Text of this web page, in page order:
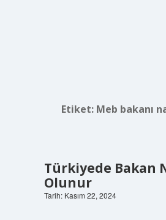
Etiket: Meb bakanı
Türkiyede Bakan
Olunur
Tarih: Kasım 22, 2024